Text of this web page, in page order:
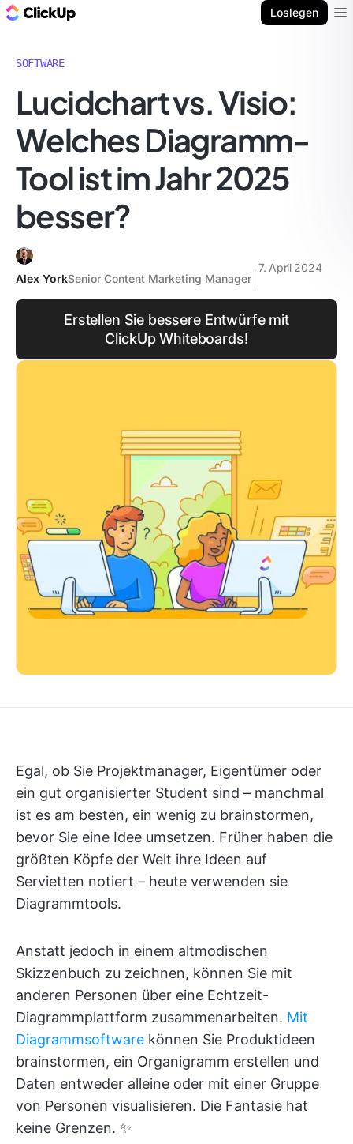
Loslegen
SOFTWARE
Lucidchart vs. Visio:
Welches Diagramm-
Tool ist im Jahr 2025
besser?
Alex YorkSenior Content Marketing Manager
7. April 2024
Erstellen Sie bessere Entwürfe mit
ClickUp Whiteboards!
Egal, ob Sie Projektmanager, Eigentümer oder
ein gut organisierter Student sind – manchmal
ist es am besten, ein wenig zu brainstormen,
bevor Sie eine Idee umsetzen. Früher haben die
größten Köpfe der Welt ihre Ideen auf
Servietten notiert – heute verwenden sie
Diagrammtools.
Anstatt jedoch in einem altmodischen
Skizzenbuch zu zeichnen, können Sie mit
anderen Personen über eine Echtzeit-
Diagrammplattform zusammenarbeiten. Mit
Diagrammsoftware können Sie Produktideen
brainstormen, ein Organigramm erstellen und
Daten entweder alleine oder mit einer Gruppe
von Personen visualisieren. Die Fantasie hat
keine Grenzen. ✨